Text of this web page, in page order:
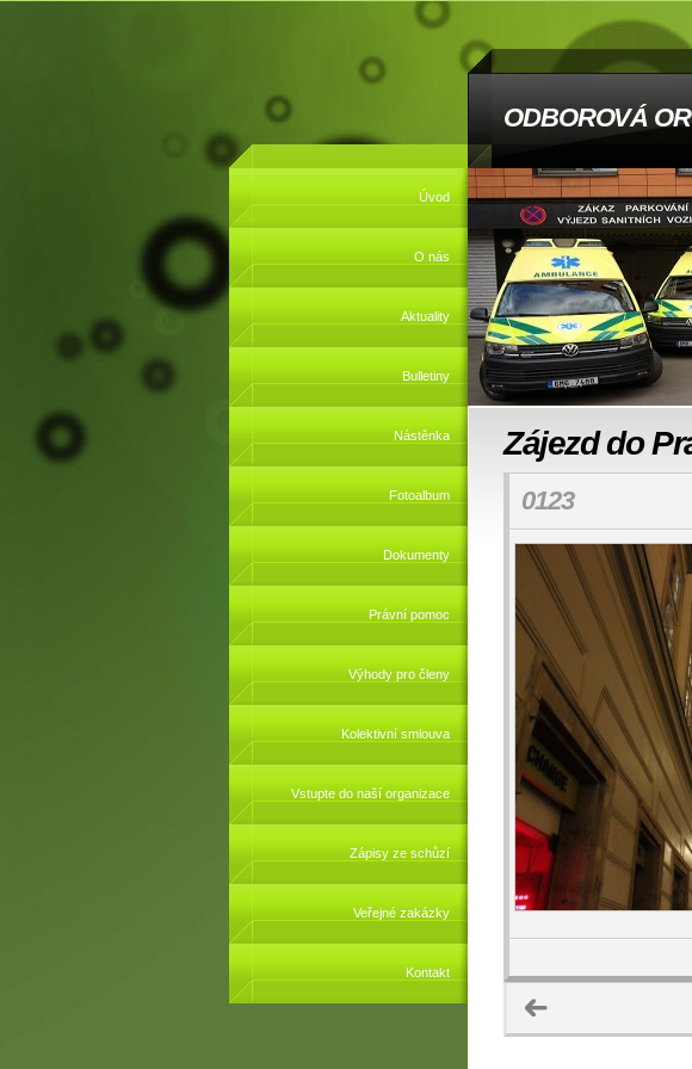
ODBOROVÁ
Úvod
O nás
Aktuality
Bulletiny
Nástěnka
Fotoalbum
Dokumenty
Právní pomoc
Výhody pro členy
Kolektivní smlouva
Vstupte do naší organizace
Zápisy ze schůzí
Veřejné zakázky
Kontakt
Zájezd do
0123